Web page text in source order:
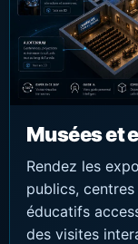
Musées et
Rendez les
publics,
éducatifs
des visites